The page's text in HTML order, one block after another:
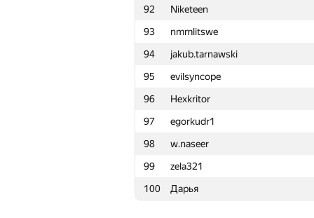
92
Niketeen
93
nmmlitswe
94
jakub.tarnawski
95
evilsyncope
96
Hexkritor
97
egorkudr1
98
w.naseer
99
zela321
100
Дарья
69
Михаил Чернов
70
Мокин Василий
71
adamczh1
72
piotrsmu
73
MrRockPack .
74
iliaklimko
75
ZiyaZahs
76
igorlog20132013
77
stenlis.s